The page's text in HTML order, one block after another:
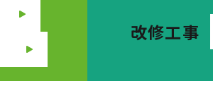
改修工事